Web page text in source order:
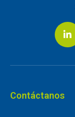
Contáctanos